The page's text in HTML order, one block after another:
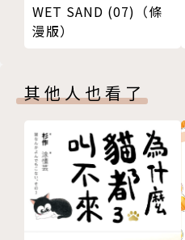
WET SAND (07)（條
漫版）
其他人也看了